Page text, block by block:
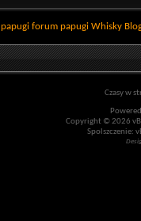
papugi forum papugi Whisky
Czasy w
Copyright © 2026
Spolszczenie: